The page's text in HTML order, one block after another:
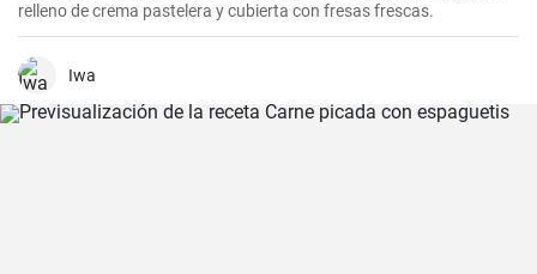
relleno de crema pastelera y cubierta con fresas frescas.
Iwa